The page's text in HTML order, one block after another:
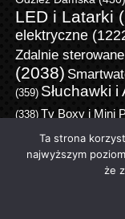
LED i Latarki
elektryczne
Zdalnie sterowane
(2038)
(359) Słuchawki i
(338) Tv Boxy i Mini
(4353)Zabawki i
Jako partnerzy
oraz kupony
zakupów z
Ta strona
najwyższym
że